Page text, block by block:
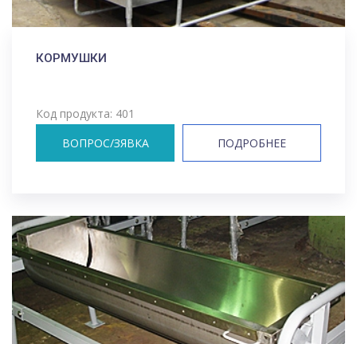
КОРМУШКИ
Код продукта: 401
ВОПРОС/ЗЯВКА
ПОДРОБНЕЕ